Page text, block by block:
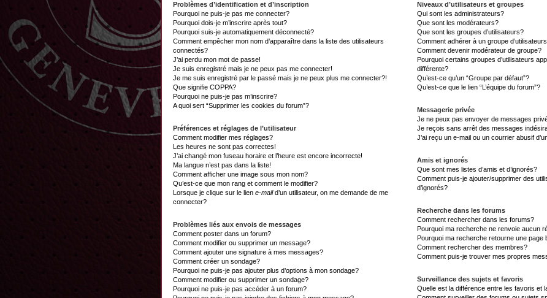
Problèmes d’identification et d’inscription
Pourquoi ne puis-je pas me connecter?
Pourquoi dois-je m’inscrire après tout?
Pourquoi suis-je automatiquement déconnecté?
Comment empêcher mon nom d’apparaître dans la liste des utilisateurs
connectés?
J’ai perdu mon mot de passe!
Je suis enregistré mais je ne peux pas me connecter!
Je me suis enregistré par le passé mais je ne peux plus me connecter?!
Que signifie COPPA?
Pourquoi ne puis-je pas m’inscrire?
A quoi sert “Supprimer les cookies du forum”?
Préférences et réglages de l’utilisateur
Comment modifier mes réglages?
Les heures ne sont pas correctes!
J’ai changé mon fuseau horaire et l’heure est encore incorrecte!
Ma langue n’est pas dans la liste!
Comment afficher une image sous mon nom?
Qu’est-ce que mon rang et comment le modifier?
Lorsque je clique sur le lien e-maild’un utilisateur, on me demande de me
connecter?
Problèmes liés aux envois de messages
Comment poster dans un forum?
Comment modifier ou supprimer un message?
Comment ajouter une signature à mes messages?
Comment créer un sondage?
Pourquoi ne puis-je pas ajouter plus d’options à mon sondage?
Comment modifier ou supprimer un sondage?
Pourquoi ne puis-je pas accéder à un forum?
Niveaux d’utilisateurs et groupes
Qui sont les administrateurs?
Que sont les modérateurs?
Que sont les groupes d’utilisateurs?
Comment adhérer à un groupe
Comment devenir modérateur de groupe?
Pourquoi certains groupes d’utilisateurs
différente?
Qu’est-ce qu’un “Groupe par défaut”?
Qu’est-ce que le lien “L’équipe du forum”?
Messagerie privée
Je ne peux pas envoyer de messages
Je reçois sans arrêt des messages
J’ai reçu un e-mail ou un courrier abusif
Amis et ignorés
Que sont mes listes d’amis et d’ignorés?
Comment puis-je ajouter/supprimer des
d’ignorés?
Recherche dans les forums
Comment rechercher dans les forums?
Pourquoi ma recherche ne renvoie aucun
Pourquoi ma recherche retourne une page
Comment rechercher des membres?
Comment puis-je trouver mes propres
Surveillance des sujets et favoris
Quelle est la différence entre les favoris et